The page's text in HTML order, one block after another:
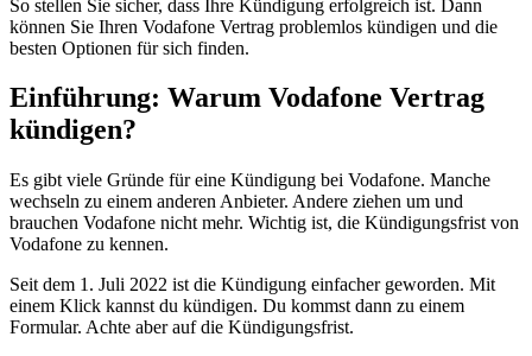
So stellen Sie sicher, dass Ihre Kündigung erfolgreich ist. Dann
können Sie Ihren Vodafone Vertrag problemlos kündigen und die
besten Optionen für sich finden.
Einführung: Warum Vodafone Vertrag
kündigen?
Es gibt viele Gründe für eine Kündigung bei Vodafone. Manche
wechseln zu einem anderen Anbieter. Andere ziehen um und
brauchen Vodafone nicht mehr. Wichtig ist, die Kündigungsfrist von
Vodafone zu kennen.
Seit dem 1. Juli 2022 ist die Kündigung einfacher geworden. Mit
einem Klick kannst du kündigen. Du kommst dann zu einem
Formular. Achte aber auf die Kündigungsfrist.